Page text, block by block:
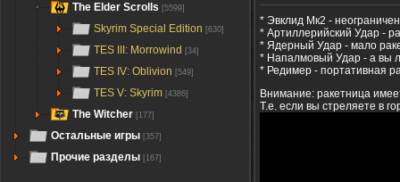
The Elder Scrolls [5599]
Skyrim Special Edition [630]
TES III: Morrowind [34]
TES IV: Oblivion [549]
TES V: Skyrim [4386]
The Witcher [177]
Остальные игры [357]
Прочие разделы [167]
* Эвклид Мк2 -
* Артиллерийский Удар -
* Ядерный Удар - мало
* Напалмовый Удар - а вы
* Редимер - портативная
Внимание: ракетница
Т.е. если вы стреляете в